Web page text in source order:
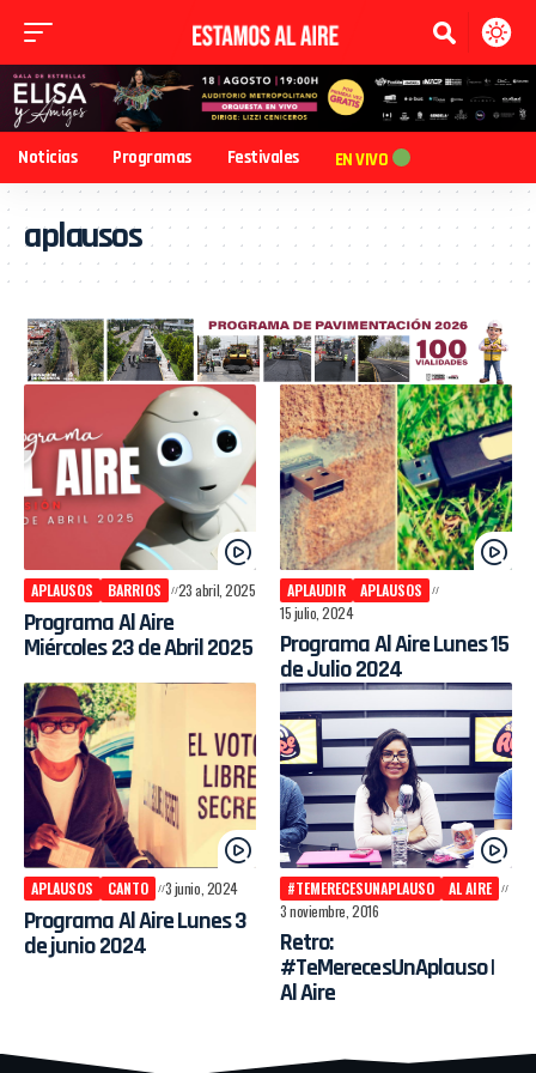
Noticias Programas Festivales EN VIVO
aplausos
APLAUSOS BARRIOS 23 abril, 2025
Programa Al Aire
Miércoles 23 de Abril 2025
APLAUDIR
APLAUSOS
15 julio, 2024
Programa Al Aire Lunes 15
de Julio 2024
APLAUSOS CANTO 3 junio, 2024
Programa Al Aire Lunes 3
de junio 2024
#TEMERECESUNAPLAUSO
AL AIRE
3 noviembre, 2016
Retro:
#TeMerecesUnAplauso |
Al Aire